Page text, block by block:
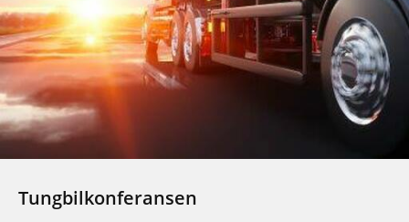
Tungbilkonferansen